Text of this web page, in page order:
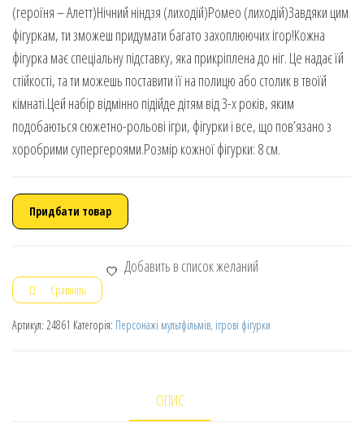
(героїня – Алетт)Нічний ніндзя (лиходій)Ромео (лиходій)Завдяки цим
фігуркам, ти зможеш придумати багато захоплюючих ігор!Кожна
фігурка має спеціальну підставку, яка прикріплена до ніг. Це надає їй
стійкості, та ти можешь поставити її на полицю або столик в твоїй
кімнаті.Цей набір відмінно підійде дітям від 3-х років, яким
подобаються сюжетно-рольові ігри, фігурки і все, що пов’язано з
хоробрими супергероями.Розмір кожної фігурки: 8 см.
Придбати товар
Добавить в список желаний
Сравнить
Артикул: 24861 Категорія: Персонажі мультфільмів, ігрові фігурки
ОПИС